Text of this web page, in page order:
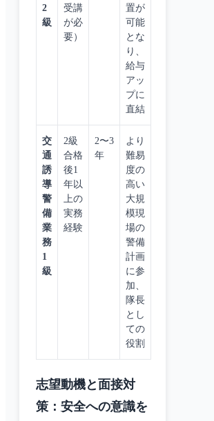
2
級
受講
が必
要）
置が
可能
とな
り、
給与
アッ
プに
直結
交
通
誘
導
警
備
業
務
1
級
2級
合格
後1
年以
上の
実務
経験
2〜3
年
より
難易
度の
高い
大規
模現
場の
警備
計画
に参
加、
隊長
とし
ての
役割
志望動機と面接対
策：安全への意識を